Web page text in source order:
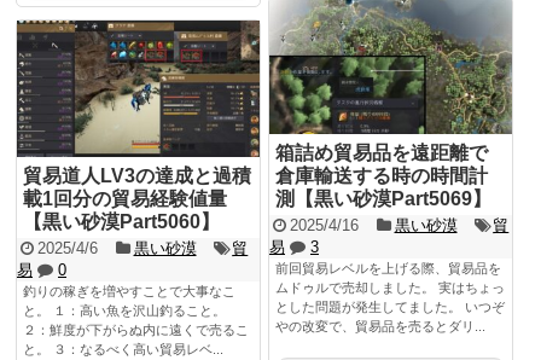
箱詰め貿易品を遠距離で
倉庫輸送する時の時間計
測【黒い砂漠Part5069】
2025/4/16 黒い砂漠
貿
易
3
前回貿易レベルを上げる際、貿易品を
ムドゥルで売却しました。 実はちょっ
とした問題が発生してました。 いつぞ
やの改変で、貿易品を売るとダリ...
貿易道人LV3の達成と過積
載1回分の貿易経験値量
【黒い砂漠Part5060】
2025/4/6 黒い砂漠
貿
易
0
釣りの稼ぎを増やすことで大事なこ
と。 １：高い魚を沢山釣ること。
２：鮮度が下がらぬ内に遠くで売るこ
と。 ３：なるべく高い貿易レベ...